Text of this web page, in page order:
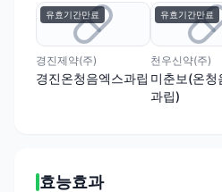
유효기간만료
경진제약(주)
경진온청음엑스과립
유효기간만료
천우신약(주)
미춘보(온청
과립)
효능효과